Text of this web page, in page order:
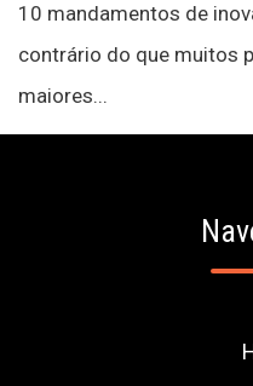
10 mandamentos de
contrário do que muitos
maiores...